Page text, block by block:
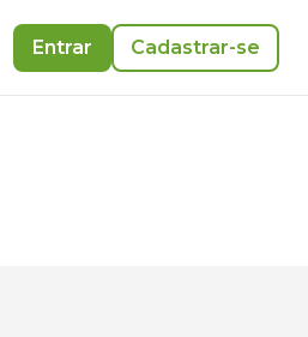
Entrar Cadastrar-se